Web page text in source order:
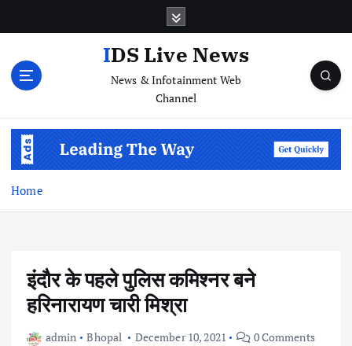
IDS Live News
News & Infotainment Web
Channel
Home
इंदौर के पहले पुलिस कमिश्नर बने
हरिनारायण चारी मिश्रा
admin Bhopal December 10, 2021 0 Comments